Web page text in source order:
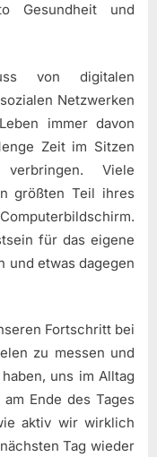
Gesundheit und
von digitalen
Netzwerken
immer davon
Zeit im Sitzen
Viele
größten Teil ihres
für das eigene
und etwas dagegen
Fortschritt bei
zu messen und
uns im Alltag
Ende des Tages
aktiv wir wirklich
Tag wieder